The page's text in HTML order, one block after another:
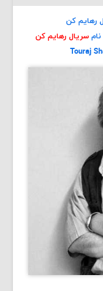
رهایم کن
نامسریال رهایم کن
Touraj